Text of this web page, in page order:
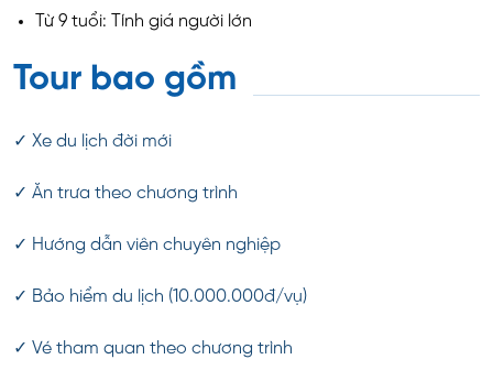
Từ 9 tuổi: Tính giá người lớn
Tour bao gồm
✓ Xe du lịch đời mới
✓ Ăn trưa theo chương trình
✓ Hướng dẫn viên chuyên nghiệp
✓ Bảo hiểm du lịch (10.000.000đ/vụ)
✓ Vé tham quan theo chương trình